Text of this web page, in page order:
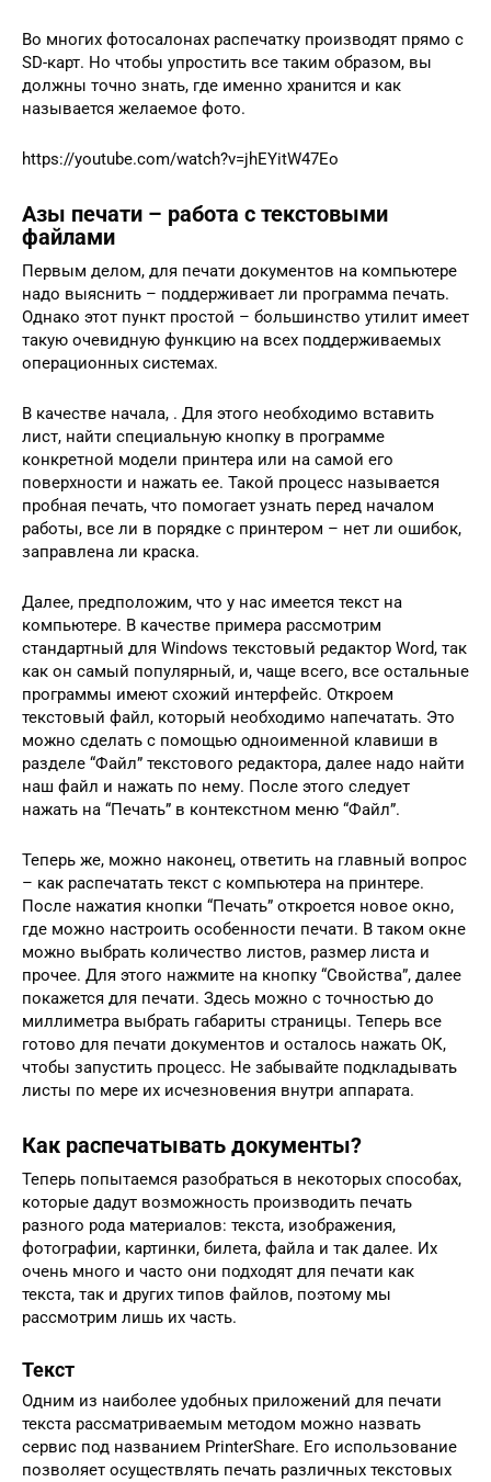
Во многих фотосалонах распечатку производят прямо с
SD-карт. Но чтобы упростить все таким образом, вы
должны точно знать, где именно хранится и как
называется желаемое фото.
https://youtube.com/watch?v=jhEYitW47Eo
Азы печати – работа с текстовыми
файлами
Первым делом, для печати документов на компьютере
надо выяснить – поддерживает ли программа печать.
Однако этот пункт простой – большинство утилит имеет
такую очевидную функцию на всех поддерживаемых
операционных системах.
В качестве начала, . Для этого необходимо вставить
лист, найти специальную кнопку в программе
конкретной модели принтера или на самой его
поверхности и нажать ее. Такой процесс называется
пробная печать, что помогает узнать перед началом
работы, все ли в порядке с принтером – нет ли ошибок,
заправлена ли краска.
Далее, предположим, что у нас имеется текст на
компьютере. В качестве примера рассмотрим
стандартный для Windows текстовый редактор Word, так
как он самый популярный, и, чаще всего, все остальные
программы имеют схожий интерфейс. Откроем
текстовый файл, который необходимо напечатать. Это
можно сделать с помощью одноименной клавиши в
разделе “Файл” текстового редактора, далее надо найти
наш файл и нажать по нему. После этого следует
нажать на “Печать” в контекстном меню “Файл”.
Теперь же, можно наконец, ответить на главный вопрос
– как распечатать текст с компьютера на принтере.
После нажатия кнопки “Печать” откроется новое окно,
где можно настроить особенности печати. В таком окне
можно выбрать количество листов, размер листа и
прочее. Для этого нажмите на кнопку “Свойства”, далее
покажется для печати. Здесь можно с точностью до
миллиметра выбрать габариты страницы. Теперь все
готово для печати документов и осталось нажать ОК,
чтобы запустить процесс. Не забывайте подкладывать
листы по мере их исчезновения внутри аппарата.
Как распечатывать документы?
Теперь попытаемся разобраться в некоторых способах,
которые дадут возможность производить печать
разного рода материалов: текста, изображения,
фотографии, картинки, билета, файла и так далее. Их
очень много и часто они подходят для печати как
текста, так и других типов файлов, поэтому мы
рассмотрим лишь их часть.
Текст
Одним из наиболее удобных приложений для печати
текста рассматриваемым методом можно назвать
сервис под названием PrinterShare. Его использование
позволяет осуществлять печать различных текстовых